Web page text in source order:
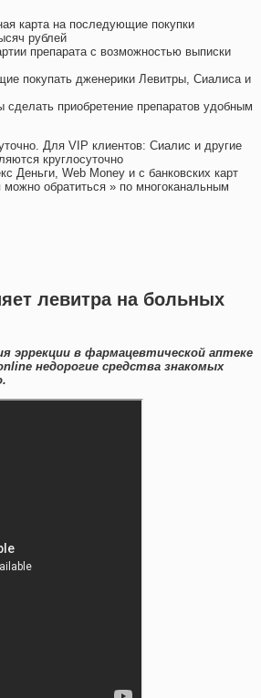
карта на последующие покупки
рублей
препарата с возможностью выписки
покупать дженерики Левитры, Сиалиса и
приобретение препаратов удобным
Для VIP клиентов: Сиалис и другие
круглосуточно
Деньги, Web Money и с банковских карт
обратиться » по многоканальным
левитра на больных
эррекции в фармацевтической аптеке
недорогие средства знакомых